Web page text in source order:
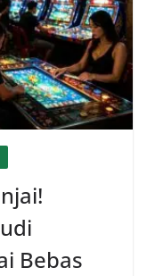
Bebas